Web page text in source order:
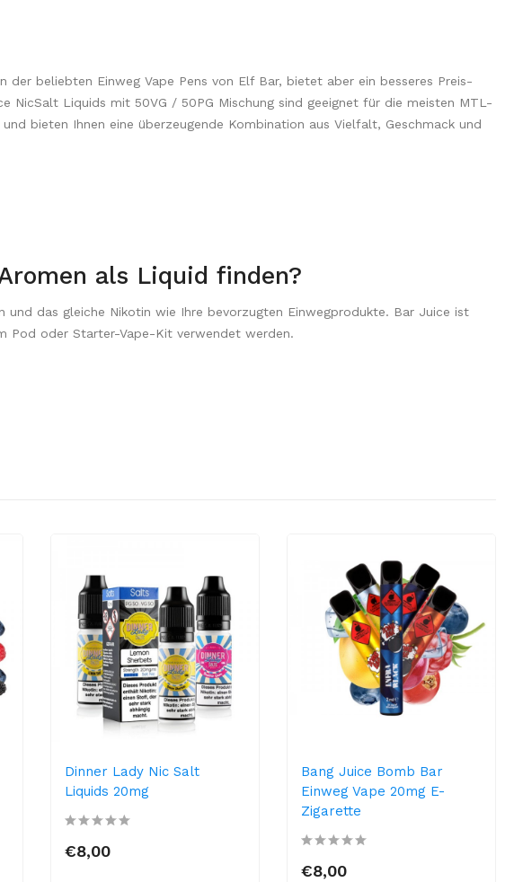
beliebten Einweg Vape Pens von Elf Bar, bietet aber ein besseres Preis-
NicSalt Liquids mit 50VG / 50PG Mischung sind geeignet für die meisten MTL-
bieten Ihnen eine überzeugende Kombination aus Vielfalt, Geschmack und
als Liquid finden?
das gleiche Nikotin wie Ihre bevorzugten Einwegprodukte. Bar Juice ist
Pod oder Starter-Vape-Kit verwendet werden.
Dinner Lady Nic Salt
Liquids 20mg
€8,00
Bang Juice Bomb Bar
Einweg Vape 20mg E-
Zigarette
€8,00